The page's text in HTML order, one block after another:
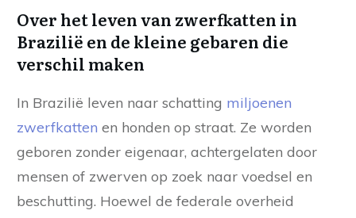
Over het leven van zwerfkatten in
Brazilië en de kleine gebaren die
verschil maken
In Brazilië leven naar schatting miljoenen
zwerfkatten en honden op straat. Ze worden
geboren zonder eigenaar, achtergelaten door
mensen of zwerven op zoek naar voedsel en
beschutting. Hoewel de federale overheid